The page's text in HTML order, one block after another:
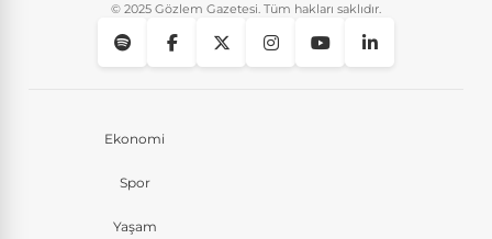
© 2025 Gözlem Gazetesi. Tüm hakları saklıdır.
Ekonomi
Spor
Yaşam